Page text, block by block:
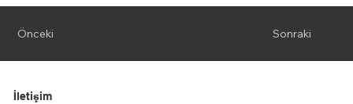
Sonraki
Önceki
İletişim